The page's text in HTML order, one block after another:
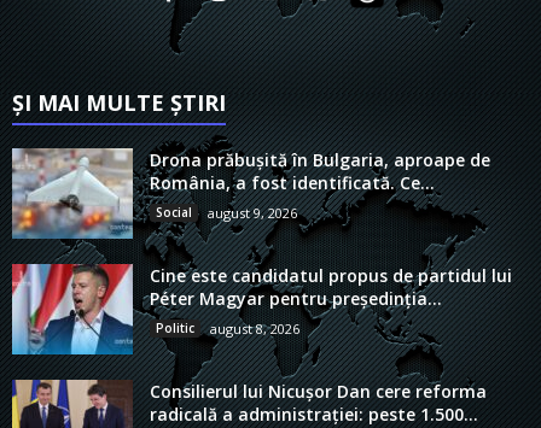
ȘI MAI MULTE ȘTIRI
Drona prăbușită în Bulgaria, aproape de
România, a fost identificată. Ce...
Social august 9, 2026
Cine este candidatul propus de partidul lui
Péter Magyar pentru președinția...
Politic august 8, 2026
Consilierul lui Nicușor Dan cere reforma
radicală a administrației: peste 1.500...